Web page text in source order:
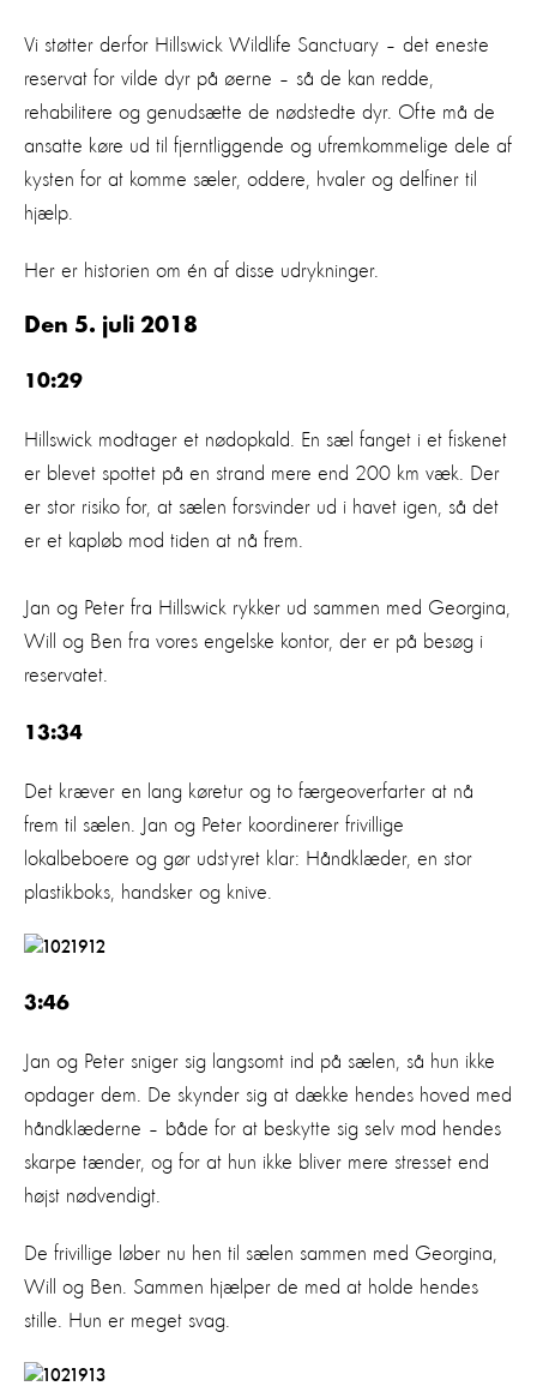
Vi støtter derfor Hillswick Wildlife Sanctuary – det eneste
reservat for vilde dyr på øerne – så de kan redde,
rehabilitere og genudsætte de nødstedte dyr. Ofte må de
ansatte køre ud til fjerntliggende og ufremkommelige dele af
kysten for at komme sæler, oddere, hvaler og delfiner til
hjælp.
Her er historien om én af disse udrykninger.
Den 5. juli 2018
10:29
Hillswick modtager et nødopkald. En sæl fanget i et fiskenet
er blevet spottet på en strand mere end 200 km væk. Der
er stor risiko for, at sælen forsvinder ud i havet igen, så det
er et kapløb mod tiden at nå frem.
Jan og Peter fra Hillswick rykker ud sammen med Georgina,
Will og Ben fra vores engelske kontor, der er på besøg i
reservatet.
13:34
Det kræver en lang køretur og to færgeoverfarter at nå
frem til sælen. Jan og Peter koordinerer frivillige
lokalbeboere og gør udstyret klar: Håndklæder, en stor
plastikboks, handsker og knive.
3:46
Jan og Peter sniger sig langsomt ind på sælen, så hun ikke
opdager dem. De skynder sig at dække hendes hoved med
håndklæderne – både for at beskytte sig selv mod hendes
skarpe tænder, og for at hun ikke bliver mere stresset end
højst nødvendigt.
De frivillige løber nu hen til sælen sammen med Georgina,
Will og Ben. Sammen hjælper de med at holde hendes
stille. Hun er meget svag.